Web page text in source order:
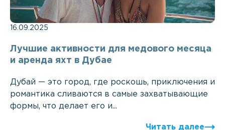
16.09.2025
Лучшие активности для медового месяца
и аренда яхт в Дубае
Дубай — это город, где роскошь, приключения и
романтика сливаются в самые захватывающие
формы, что делает его и...
Читать далее